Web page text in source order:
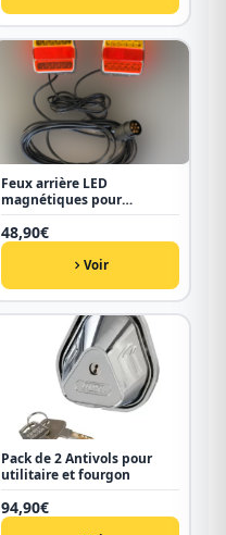
Feux arrière LED
magnétiques pour
remorque
48,90€
Voir
Pack de 2 Antivols pour
utilitaire et fourgon
94,90€